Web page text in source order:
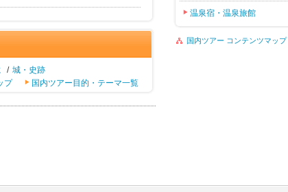
/ 城・史跡
プ
国内ツアー目的・テーマ一覧
温泉宿・温泉旅館
国内ツアー コンテンツマップ